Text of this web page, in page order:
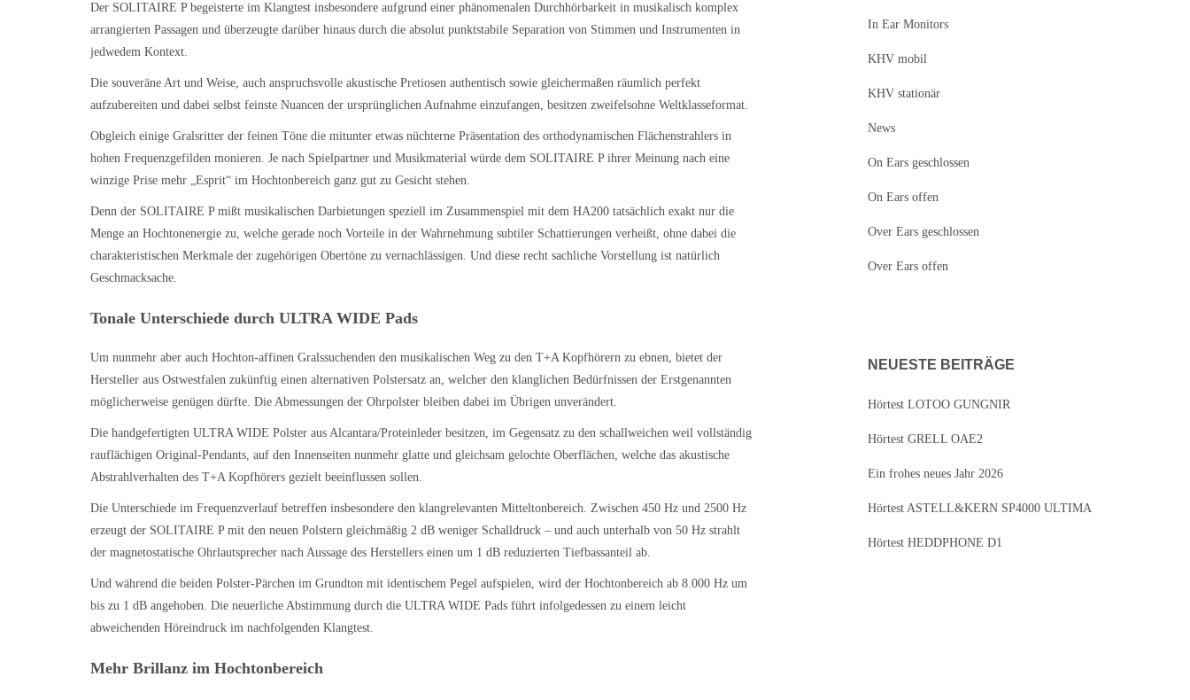
Der SOLITAIRE P begeisterte im Klangtest insbesondere aufgrund einer phänomenalen Durchhörbarkeit in musikalisch komplex
arrangierten Passagen und überzeugte darüber hinaus durch die absolut punktstabile Separation von Stimmen und Instrumenten in
jedwedem Kontext.
Die souveräne Art und Weise, auch anspruchsvolle akustische Pretiosen authentisch sowie gleichermaßen räumlich perfekt
aufzubereiten und dabei selbst feinste Nuancen der ursprünglichen Aufnahme einzufangen, besitzen zweifelsohne Weltklasseformat.
Obgleich einige Gralsritter der feinen Töne die mitunter etwas nüchterne Präsentation des orthodynamischen Flächenstrahlers in
hohen Frequenzgefilden monieren. Je nach Spielpartner und Musikmaterial würde dem SOLITAIRE P ihrer Meinung nach eine
winzige Prise mehr „Esprit“ im Hochtonbereich ganz gut zu Gesicht stehen.
Denn der SOLITAIRE P mißt musikalischen Darbietungen speziell im Zusammenspiel mit dem HA200 tatsächlich exakt nur die
Menge an Hochtonenergie zu, welche gerade noch Vorteile in der Wahrnehmung subtiler Schattierungen verheißt, ohne dabei die
charakteristischen Merkmale der zugehörigen Obertöne zu vernachlässigen. Und diese recht sachliche Vorstellung ist natürlich
Geschmacksache.
Tonale Unterschiede durch ULTRA WIDE Pads
Um nunmehr aber auch Hochton-affinen Gralssuchenden den musikalischen Weg zu den T+A Kopfhörern zu ebnen, bietet der
Hersteller aus Ostwestfalen zukünftig einen alternativen Polstersatz an, welcher den klanglichen Bedürfnissen der Erstgenannten
möglicherweise genügen dürfte. Die Abmessungen der Ohrpolster bleiben dabei im Übrigen unverändert.
Die handgefertigten ULTRA WIDE Polster aus Alcantara/Proteinleder besitzen, im Gegensatz zu den schallweichen weil vollständig
rauflächigen Original-Pendants, auf den Innenseiten nunmehr glatte und gleichsam gelochte Oberflächen, welche das akustische
Abstrahlverhalten des T+A Kopfhörers gezielt beeinflussen sollen.
Die Unterschiede im Frequenzverlauf betreffen insbesondere den klangrelevanten Mitteltonbereich. Zwischen 450 Hz und 2500 Hz
erzeugt der SOLITAIRE P mit den neuen Polstern gleichmäßig 2 dB weniger Schalldruck – und auch unterhalb von 50 Hz strahlt
der magnetostatische Ohrlautsprecher nach Aussage des Herstellers einen um 1 dB reduzierten Tiefbassanteil ab.
Und während die beiden Polster-Pärchen im Grundton mit identischem Pegel aufspielen, wird der Hochtonbereich ab 8.000 Hz um
bis zu 1 dB angehoben. Die neuerliche Abstimmung durch die ULTRA WIDE Pads führt infolgedessen zu einem leicht
abweichenden Höreindruck im nachfolgenden Klangtest.
Mehr Brillanz im Hochtonbereich
In Ear Monitors
KHV mobil
KHV stationär
News
On Ears geschlossen
On Ears offen
Over Ears geschlossen
Over Ears offen
NEUESTE BEITRÄGE
Hörtest LOTOO GUNGNIR
Hörtest GRELL OAE2
Ein frohes neues Jahr 2026
Hörtest ASTELL&KERN SP4000 ULTIMA
Hörtest HEDDPHONE D1